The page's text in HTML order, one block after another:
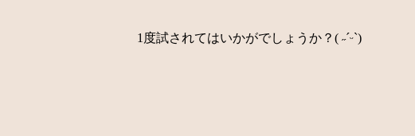
1度試されてはいかがでしょうか？( ˶ˊᵕˋ)